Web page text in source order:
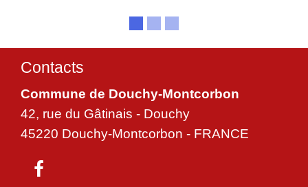
Contacts
Commune de Douchy-Montcorbon
42, rue du Gâtinais - Douchy
45220 Douchy-Montcorbon - FRANCE